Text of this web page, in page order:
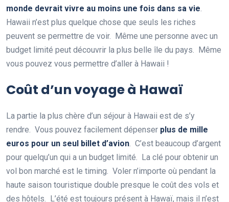
monde devrait vivre au moins une fois dans sa vie
Hawaii n’est plus quelque chose que seuls les riches
peuvent se permettre de voir. Même une personne avec un
budget limité peut découvrir la plus belle île du pays. Même
vous pouvez vous permettre d’aller à Hawaii !
Coût d’un voyage à Hawaï
La partie la plus chère d’un séjour à Hawaii est de s’y
rendre. Vous pouvez facilement dépenser plus de mille
euros pour un seul billet d’avion . C’est beaucoup d’argent
pour quelqu’un qui a un budget limité. La clé pour obtenir un
vol bon marché est le timing. Voler n’importe où pendant la
haute saison touristique double presque le coût des vols et
des hôtels. L’été est toujours présent à Hawaï, mais il n’est